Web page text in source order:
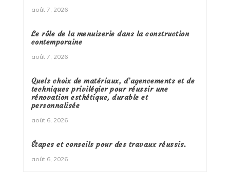
août 7, 2026
Le rôle de la menuiserie dans la construction
contemporaine
août 7, 2026
Quels choix de matériaux, d’agencements et de
techniques privilégier pour réussir une
rénovation esthétique, durable et
personnalisée
août 6, 2026
Étapes et conseils pour des travaux réussis.
août 6, 2026